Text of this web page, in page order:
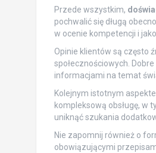
Przede wszystkim,
pochwalić się długą
w ocenie kompetencji i
Opinie klientów są często
społecznościowych.
informacjami na temat
Kolejnym istotnym
kompleksową obsługę, w
uniknąć szukania
Nie zapomnij również o
obowiązującymi